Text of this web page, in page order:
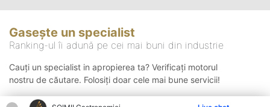
Gasește un specialist
Ranking-ul îi adună pe cei mai buni din industrie
Cauți un specialist in apropierea ta? Verificați motorul
nostru de căutare. Folosiți doar cele mai bune servicii!